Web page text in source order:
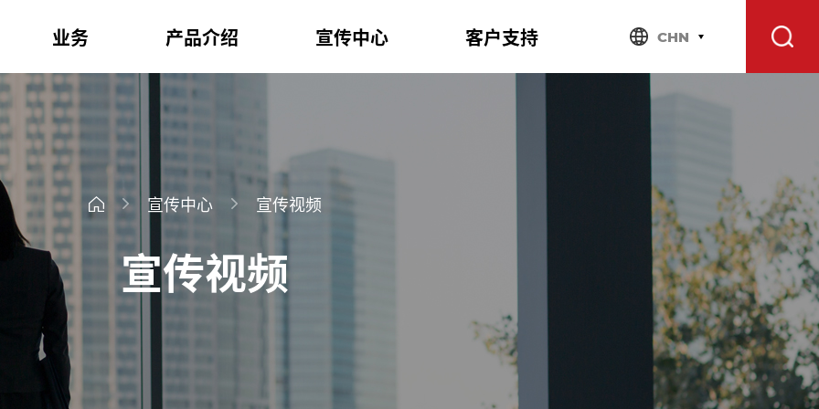
业务 产品介绍 宣传中心 客户支持 CHN
宣传中心 宣传视频
宣传视频